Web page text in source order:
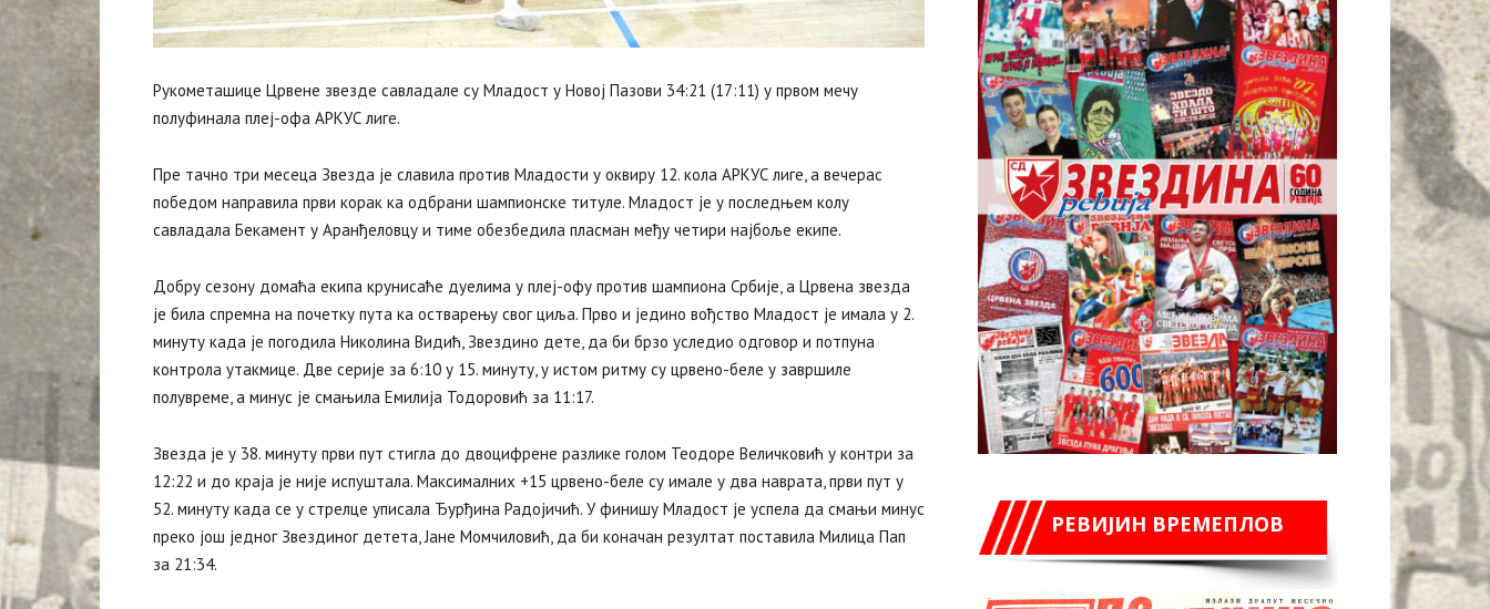
Рукометашице Црвене звезде савладале су Младост у Новој Пазови 34:21 (17:11) у првом мечу
полуфинала плеј-офа АРКУС лиге.
Пре тачно три месеца Звезда је славила против Младости у оквиру 12. кола АРКУС лиге, а вечерас
победом направила први корак ка одбрани шампионске титуле. Младост је у последњем колу
савладала Бекамент у Аранђеловцу и тиме обезбедила пласман међу четири најбоље екипе.
Добру сезону домаћа екипа крунисаће дуелима у плеј-офу против шампиона Србије, а Црвена звезда
је била спремна на почетку пута ка остварењу свог циља. Прво и једино вођство Младост је имала у 2.
минуту када је погодила Николина Видић, Звездино дете, да би брзо уследио одговор и потпуна
контрола утакмице. Две серије за 6:10 у 15. минуту, у истом ритму су црвено-беле у завршиле
полувреме, а минус је смањила Емилија Тодоровић за 11:17.
Звезда је у 38. минуту први пут стигла до двоцифрене разлике голом Теодоре Величковић у контри за
12:22 и до краја је није испуштала. Максималних +15 црвено-беле су имале у два наврата, први пут у
52. минуту када се у стрелце уписала Ђурђина Радојичић. У финишу Младост је успела да смањи минус
преко још једног Звездиног детета, Јане Момчиловић, да би коначан резултат поставила Милица Пап
за 21:34.
РЕВИЈИН ВРЕМЕПЛОВ